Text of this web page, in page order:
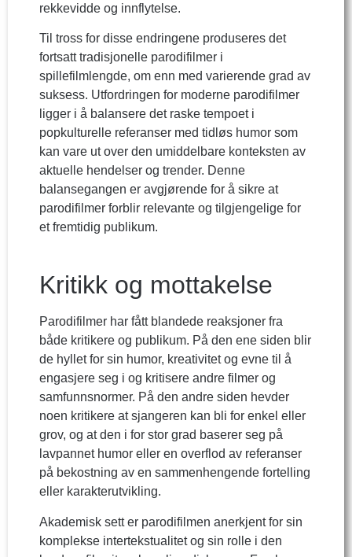
rekkevidde og innflytelse.
Til tross for disse endringene produseres det
fortsatt tradisjonelle parodifilmer i
spillefilmlengde, om enn med varierende grad av
suksess. Utfordringen for moderne parodifilmer
ligger i å balansere det raske tempoet i
popkulturelle referanser med tidløs humor som
kan vare ut over den umiddelbare konteksten av
aktuelle hendelser og trender. Denne
balansegangen er avgjørende for å sikre at
parodifilmer forblir relevante og tilgjengelige for
et fremtidig publikum.
Kritikk og mottakelse
Parodifilmer har fått blandede reaksjoner fra
både kritikere og publikum. På den ene siden blir
de hyllet for sin humor, kreativitet og evne til å
engasjere seg i og kritisere andre filmer og
samfunnsnormer. På den andre siden hevder
noen kritikere at sjangeren kan bli for enkel eller
grov, og at den i for stor grad baserer seg på
lavpannet humor eller en overflod av referanser
på bekostning av en sammenhengende fortelling
eller karakterutvikling.
Akademisk sett er parodifilmen anerkjent for sin
komplekse intertekstualitet og sin rolle i den